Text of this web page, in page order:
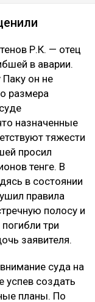
Р.К. — отец
в аварии.
он не
размера
назначенные
тяжести
просил
тенге. В
в состоянии
правила
полосу и
три
заявителя.
суда на
успев создать
планы. По